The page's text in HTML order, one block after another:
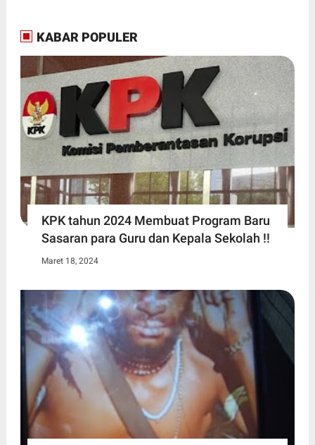
KABAR POPULER
KPK tahun 2024 Membuat Program Baru
Sasaran para Guru dan Kepala Sekolah !!
Maret 18, 2024